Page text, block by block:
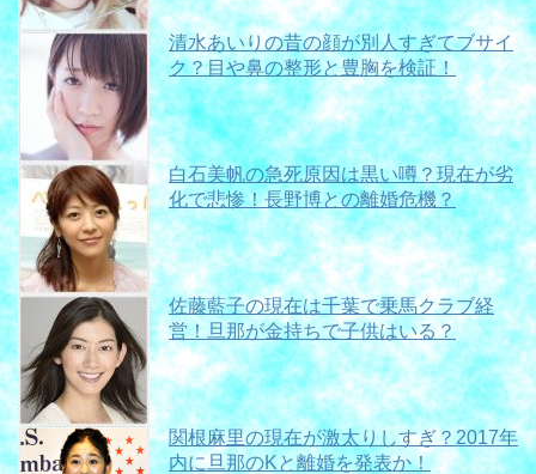
清水あいりの昔の顔が別人すぎてブサイ
ク？目や鼻の整形と豊胸を検証！
白石美帆の急死原因は黒い噂？現在が劣
化で悲惨！長野博との離婚危機？
佐藤藍子の現在は千葉で乗馬クラブ経
営！旦那が金持ちで子供はいる？
関根麻里の現在が激太りしすぎ？2017年
内に旦那のKと離婚を発表か！